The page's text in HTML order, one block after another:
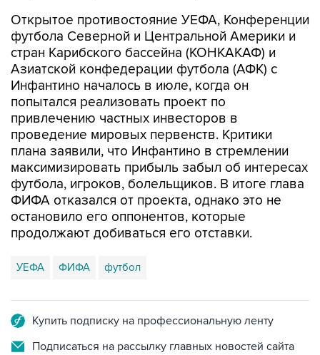
Открытое противостояние УЕФА, Конференции
футбола Северной и Центральной Америки и
стран Карибского бассейна (КОНКАКАФ) и
Азиатской конфедерации футбола (АФК) с
Инфантино началось в июле, когда он
попытался реализовать проект по
привлечению частных инвесторов в
проведение мировых первенств. Критики
плана заявили, что Инфантино в стремлении
максимизировать прибыль забыл об интересах
футбола, игроков, болельщиков. В итоге глава
ФИФА отказался от проекта, однако это не
остановило его оппонентов, которые
продолжают добиваться его отставки.
УЕФА ФИФА футбол
Купить подписку на профессиональную ленту
Подписаться на рассылку главных новостей сайта